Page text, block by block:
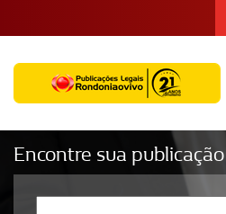
Encontre sua publicação